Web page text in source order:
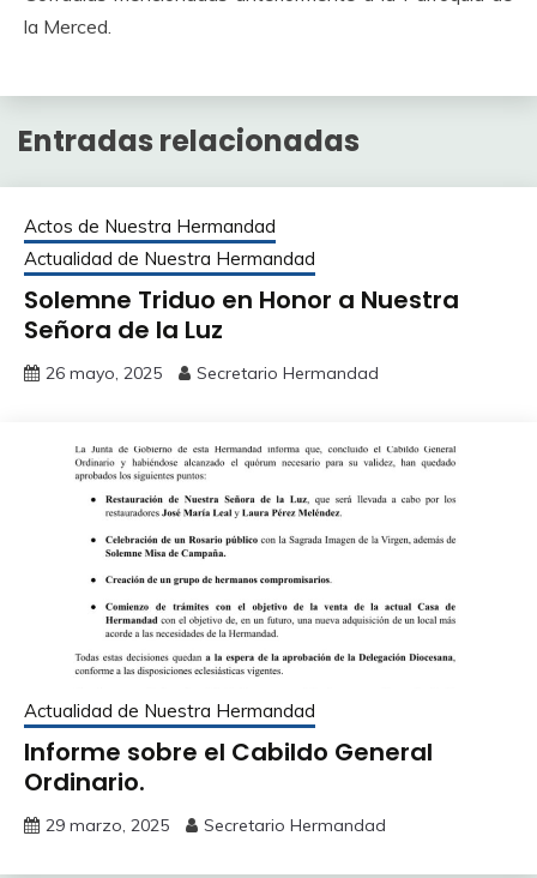
la Merced.
Entradas relacionadas
Actos de Nuestra Hermandad
Actualidad de Nuestra Hermandad
Solemne Triduo en Honor a Nuestra
Señora de la Luz
26 mayo, 2025 Secretario Hermandad
Actualidad de Nuestra Hermandad
Informe sobre el Cabildo General
Ordinario.
29 marzo, 2025 Secretario Hermandad